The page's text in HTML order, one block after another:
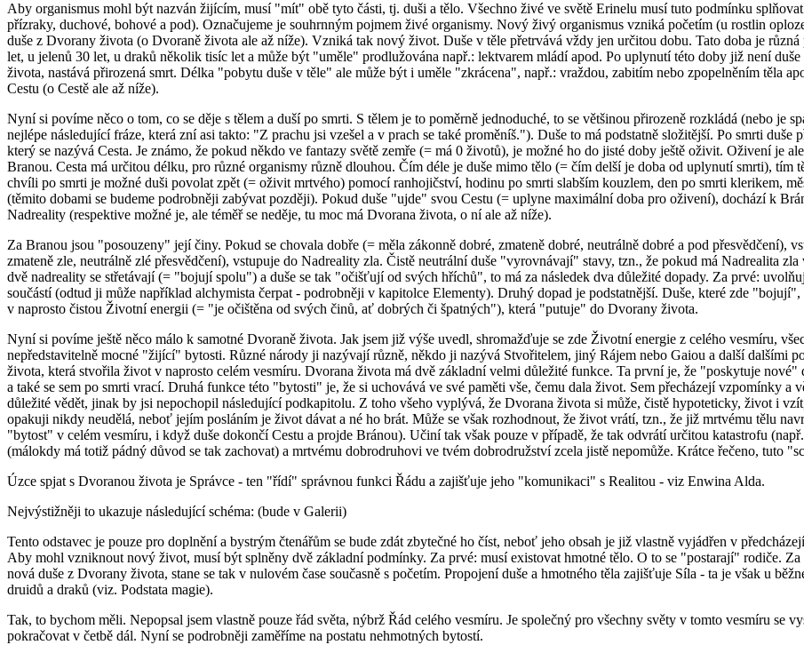
Aby organismus mohl být nazván žijícím, musí "mít" obě tyto části, tj. duši a tělo. Všechno živé ve světě Erinelu musí tuto podmínku
přízraky, duchové, bohové a pod). Označujeme je souhrnným pojmem živé organismy. Nový živý organismus vzniká početím (u rostlin
duše z Dvorany života (o Dvoraně života ale až níže). Vzniká tak nový život. Duše v těle přetrvává vždy jen určitou dobu. Tato doba je
let, u jelenů 30 let, u draků několik tisíc let a může být "uměle" prodlužována např.: lektvarem mládí apod. Po uplynutí této doby již není
života, nastává přirozená smrt. Délka "pobytu duše v těle" ale může být i uměle "zkrácena", např.: vraždou, zabitím nebo zpopelněním těla
Cestu (o Cestě ale až níže).
Nyní si povíme něco o tom, co se děje s tělem a duší po smrti. S tělem je to poměrně jednoduché, to se většinou přirozeně rozkládá (nebo je
nejlépe následující fráze, která zní asi takto: "Z prachu jsi vzešel a v prach se také proměníš."). Duše to má podstatně složitější. Po smrti duše
který se nazývá Cesta. Je známo, že pokud někdo ve fantazy světě zemře (= má 0 životů), je možné ho do jisté doby ještě oživit. Oživení je
Branou. Cesta má určitou délku, pro různé organismy různě dlouhou. Čím déle je duše mimo tělo (= čím delší je doba od uplynutí smrti), tím
chvíli po smrti je možné duši povolat zpět (= oživit mrtvého) pomocí ranhojičství, hodinu po smrti slabším kouzlem, den po smrti klerikem,
(těmito dobami se budeme podrobněji zabývat později). Pokud duše "ujde" svou Cestu (= uplyne maximální doba pro oživení), dochází k
Nadreality (respektive možné je, ale téměř se neděje, tu moc má Dvorana života, o ní ale až níže).
Za Branou jsou "posouzeny" její činy. Pokud se chovala dobře (= měla zákonně dobré, zmateně dobré, neutrálně dobré a pod přesvědčení),
zmateně zle, neutrálně zlé přesvědčení), vstupuje do Nadreality zla. Čistě neutrální duše "vyrovnávají" stavy, tzn., že pokud má Nadrealita
dvě nadreality se střetávají (= "bojují spolu") a duše se tak "očišťují od svých hříchů", to má za následek dva důležité dopady. Za prvé:
součástí (odtud ji může například alchymista čerpat - podrobněji v kapitolce Elementy). Druhý dopad je podstatnější. Duše, které zde
v naprosto čistou Životní energii (= "je očištěna od svých činů, ať dobrých či špatných"), která "putuje" do Dvorany života.
Nyní si povíme ještě něco málo k samotné Dvoraně života. Jak jsem již výše uvedl, shromažďuje se zde Životní energie z celého vesmíru,
nepředstavitelně mocné "žijící" bytosti. Různé národy ji nazývají různě, někdo ji nazývá Stvořitelem, jiný Rájem nebo Gaiou a další dalšími
života, která stvořila život v naprosto celém vesmíru. Dvorana života má dvě základní velmi důležité funkce. Ta první je, že "poskytuje
a také se sem po smrti vrací. Druhá funkce této "bytosti" je, že si uchovává ve své paměti vše, čemu dala život. Sem přecházejí vzpomínky
důležité vědět, jinak by jsi nepochopil následující podkapitolu. Z toho všeho vyplývá, že Dvorana života si může, čistě hypoteticky, život i
opakuji nikdy neudělá, neboť jejím posláním je život dávat a né ho brát. Může se však rozhodnout, že život vrátí, tzn., že již mrtvému tělu
"bytost" v celém vesmíru, i když duše dokončí Cestu a projde Bránou). Učiní tak však pouze v případě, že tak odvrátí určitou katastrofu
(málokdy má totiž pádný důvod se tak zachovat) a mrtvému dobrodruhovi ve tvém dobrodružství zcela jistě nepomůže. Krátce řečeno, tuto
Úzce spjat s Dvoranou života je Správce - ten "řídí" správnou funkci Řádu a zajišťuje jeho "komunikaci" s Realitou - viz Enwina Alda.
Nejvýstižněji to ukazuje následující schéma: (bude v Galerii)
Tento odstavec je pouze pro doplnění a bystrým čtenářům se bude zdát zbytečné ho číst, neboť jeho obsah je již vlastně vyjádřen v
Aby mohl vzniknout nový život, musí být splněny dvě základní podmínky. Za prvé: musí existovat hmotné tělo. O to se "postarají" rodiče.
nová duše z Dvorany života, stane se tak v nulovém čase současně s početím. Propojení duše a hmotného těla zajišťuje Síla - ta je však u
druidů a draků (viz. Podstata magie).
Tak, to bychom měli. Nepopsal jsem vlastně pouze řád světa, nýbrž Řád celého vesmíru. Je společný pro všechny světy v tomto vesmíru se
pokračovat v četbě dál. Nyní se podrobněji zaměříme na postatu nehmotných bytostí.